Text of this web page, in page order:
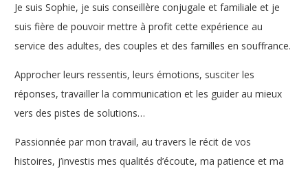
Je suis Sophie, je suis conseillère conjugale et familiale et je
suis fière de pouvoir mettre à profit cette expérience au
service des adultes, des couples et des familles en souffrance.
Approcher leurs ressentis, leurs émotions, susciter les
réponses, travailler la communication et les guider au mieux
vers des pistes de solutions…
Passionnée par mon travail, au travers le récit de vos
histoires, j’investis mes qualités d’écoute, ma patience et ma